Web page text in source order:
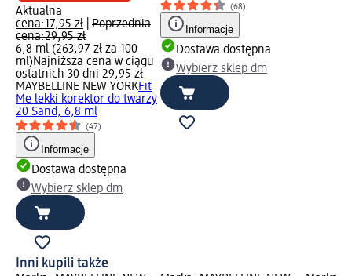
Aktualna
cena:17,95 zł
Poprzednia
cena:29,95 zł
6,8 ml (263,97 zł za 100
ml)Najniższa cena w ciągu
ostatnich 30 dni 29,95 zł
MAYBELLINE NEW YORKFit
Me lekki korektor do twarzy
20 Sand, 6,8 ml
(47)
Informacje
Dostawa dostępna
Wybierz sklep dm
(68)
Informacje
Dostawa dostępna
Wybierz sklep dm
Inni kupili także